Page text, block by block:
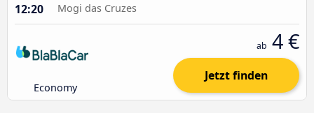
12:20 Mogi das Cruzes
Economy
ab 4 €
Jetzt finden